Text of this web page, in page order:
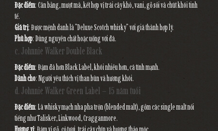
Đặc điểm: Cân bằng, mượt mà, kết hợp vị trái cây khô, vani, gỗ sồi và chút khói tinh
tế.
Giá trị: Được mệnh danh là "Deluxe Scotch whisky" với giá thành hợp lý.
Phù hợp: Dùng nguyên chất hoặc uống với đá.
c. Johnnie Walker Double Black
Đặc điểm: Đậm đà hơn Black Label, khói nhiều hơn, cá tính mạnh.
Dành cho: Người yêu thích vị than bùn và hương khói.
d. Johnnie Walker Green Label – 15 năm tuổi
Đặc điểm: Là whisky mạch nha pha trộn (blended malt), gồm các single malt nổi
tiếng như Talisker, Linkwood, Cragganmore.